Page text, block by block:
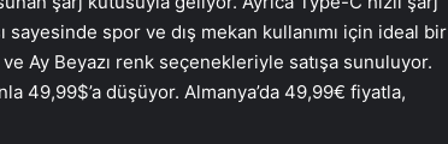
sayesinde spor ve dış mekan kullanımı için ideal bir
Ay Beyazı renk seçenekleriyle satışa sunuluyor.
49,99$’a düşüyor. Almanya’da 49,99€ fiyatla,
araya gelecek
Yunan basınından Başkan Erdoğan
ve Türk dış politikasına övgü